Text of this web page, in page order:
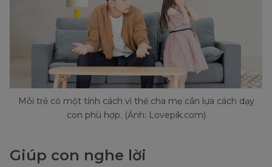
Mỗi trẻ có một tính cách vì thế cha mẹ cần lựa cách dạy
con phù hợp. (Ảnh: Lovepik.com)
Giúp con nghe lời